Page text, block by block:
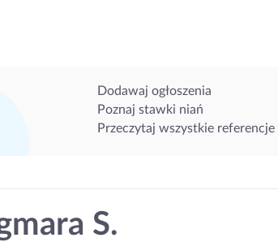
Dodawaj ogłoszenia
Poznaj stawki niań
Przeczytaj wszystkie referencje
S.